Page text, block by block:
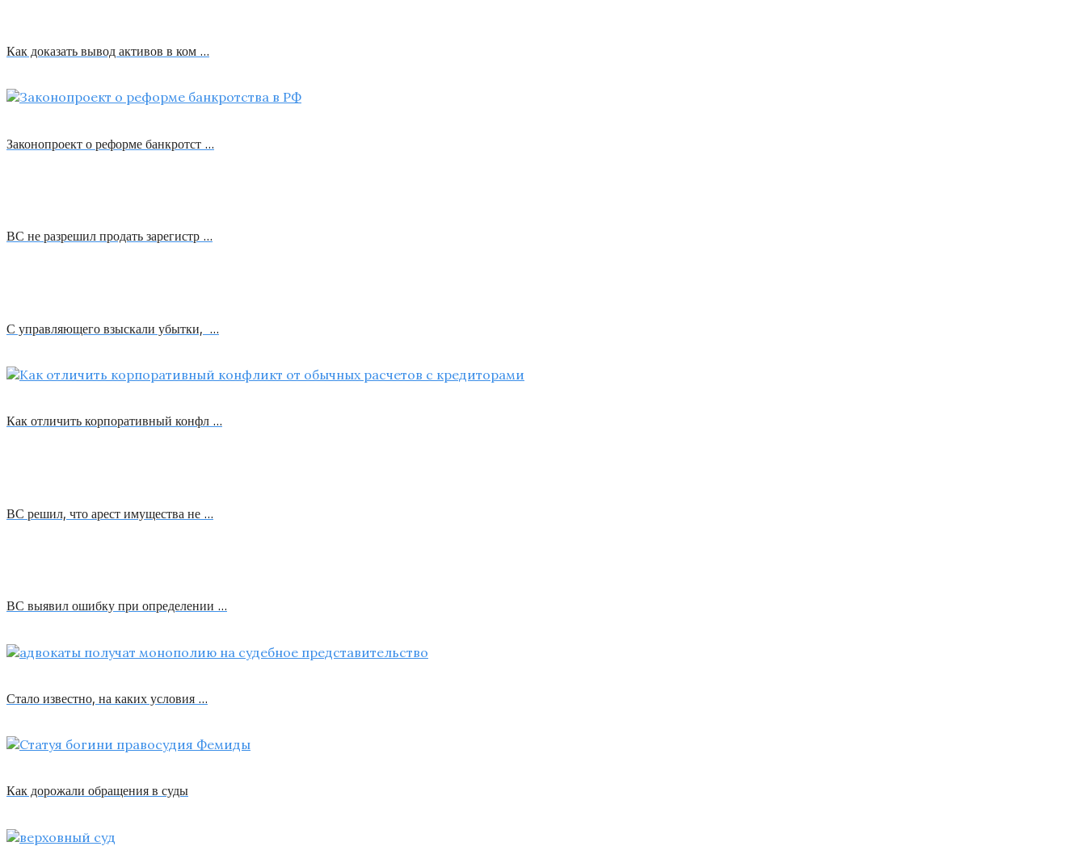
Как доказать вывод активов в ком …
Законопроект о реформе банкротст …
ВС не разрешил продать зарегистр …
С управляющего взыскали убытки, …
Как отличить корпоративный конфл …
ВС решил, что арест имущества не …
ВС выявил ошибку при определении …
Стало известно, на каких условия …
Как дорожали обращения в суды